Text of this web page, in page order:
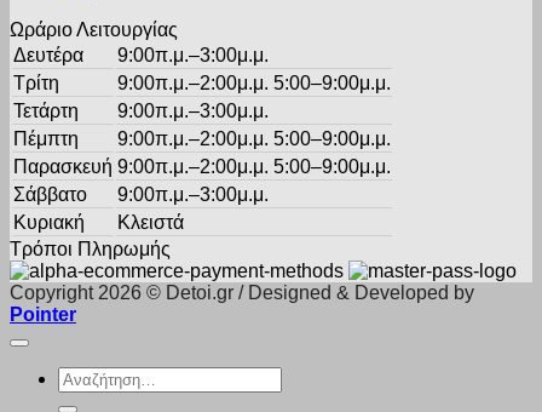
Ωράριο Λειτουργίας
Δευτέρα
9:00π.μ.–3:00μ.μ.
Τρίτη
9:00π.μ.–2:00μ.μ. 5:00–9:00μ.μ.
Τετάρτη
9:00π.μ.–3:00μ.μ.
Πέμπτη
9:00π.μ.–2:00μ.μ. 5:00–9:00μ.μ.
Παρασκευή 9:00π.μ.–2:00μ.μ. 5:00–9:00μ.μ.
Σάββατο
9:00π.μ.–3:00μ.μ.
Κυριακή
Κλειστά
Τρόποι Πληρωμής
Copyright 2026 © Detoi.gr / Designed & Developed by
Pointer
Αναζήτηση
για: